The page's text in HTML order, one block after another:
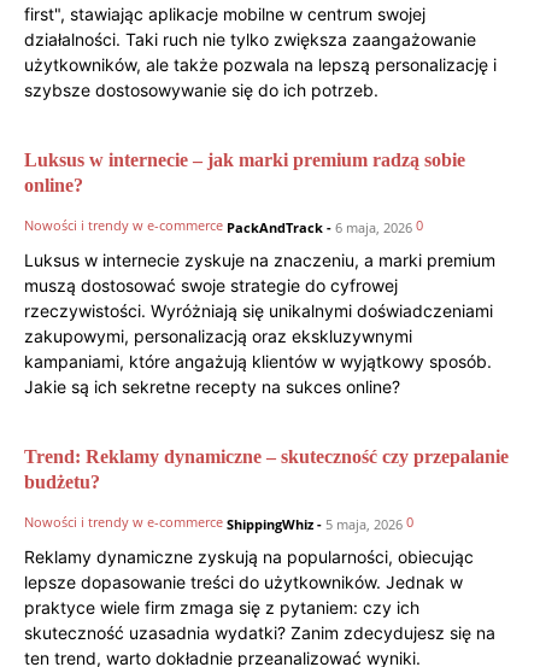
first", stawiając aplikacje mobilne w centrum swojej
działalności. Taki ruch nie tylko zwiększa zaangażowanie
użytkowników, ale także pozwala na lepszą personalizację i
szybsze dostosowywanie się do ich potrzeb.
Luksus w internecie – jak marki premium radzą sobie
online?
Nowości i trendy w e-commerce PackAndTrack - 6 maja, 2026 0
Luksus w internecie zyskuje na znaczeniu, a marki premium
muszą dostosować swoje strategie do cyfrowej
rzeczywistości. Wyróżniają się unikalnymi doświadczeniami
zakupowymi, personalizacją oraz ekskluzywnymi
kampaniami, które angażują klientów w wyjątkowy sposób.
Jakie są ich sekretne recepty na sukces online?
Trend: Reklamy dynamiczne – skuteczność czy przepalanie
budżetu?
Nowości i trendy w e-commerce ShippingWhiz - 5 maja, 2026 0
Reklamy dynamiczne zyskują na popularności, obiecując
lepsze dopasowanie treści do użytkowników. Jednak w
praktyce wiele firm zmaga się z pytaniem: czy ich
skuteczność uzasadnia wydatki? Zanim zdecydujesz się na
ten trend, warto dokładnie przeanalizować wyniki.